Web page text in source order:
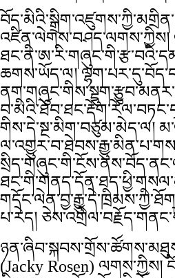
འཛིན་ལེགས་བཤད་ལགས་ཀྱིས།
ཆགས་ཡོད་ལ།
གིས་དེ་སྔ་མིག་བཙུམ་མེད་ལ།
པ་རེད།
(Jacky Rosen) ལགས་ཀྱིས།